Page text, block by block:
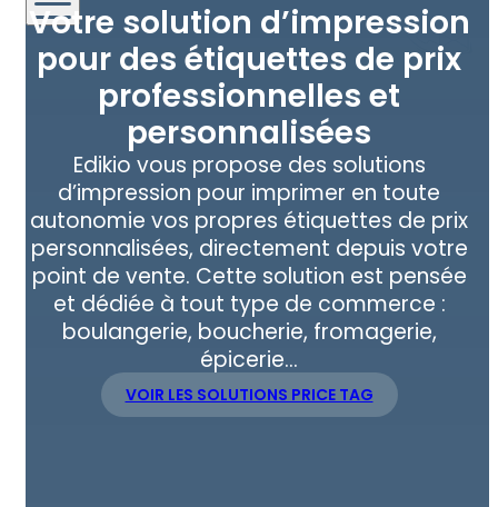
Votre solution d’impression
pour des étiquettes de prix
professionnelles et
personnalisées
Edikio vous propose des solutions
d’impression pour imprimer en toute
autonomie vos propres étiquettes de prix
personnalisées, directement depuis votre
point de vente. Cette solution est pensée
et dédiée à tout type de commerce :
boulangerie, boucherie, fromagerie,
épicerie…
VOIR LES SOLUTIONS PRICE TAG